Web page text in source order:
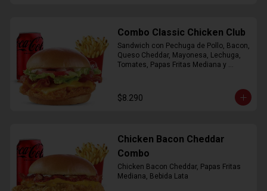
Combo Classic Chicken Club
Sandwich con Pechuga de Pollo, Bacon,
Queso Cheddar, Mayonesa, Lechuga,
Tomates, Papas Fritas Mediana y
$8.290
Chicken Bacon Cheddar
Combo
Chicken Bacon Cheddar, Papas Fritas
Mediana, Bebida Lata